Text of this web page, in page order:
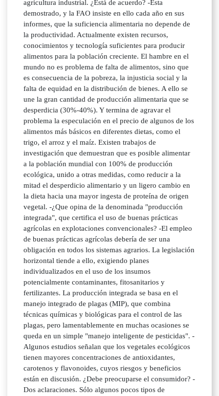
agricultura industrial. ¿Está de acuerdo? -Esta
demostrado, y la FAO insiste en ello cada año en sus
informes, que la suficiencia alimentaria no depende de
la productividad. Actualmente existen recursos,
conocimientos y tecnología suficientes para producir
alimentos para la población creciente. El hambre en el
mundo no es problema de falta de alimentos, sino que
es consecuencia de la pobreza, la injusticia social y la
falta de equidad en la distribución de bienes. A ello se
une la gran cantidad de producción alimentaria que se
desperdicia (30%-40%). Y termina de agravar el
problema la especulación en el precio de algunos de los
alimentos más básicos en diferentes dietas, como el
trigo, el arroz y el maíz. Existen trabajos de
investigación que demuestran que es posible alimentar
a la población mundial con 100% de producción
ecológica, unido a otras medidas, como reducir a la
mitad el desperdicio alimentario y un ligero cambio en
la dieta hacia una mayor ingesta de proteína de origen
vegetal. -¿Que opina de la denominada "producción
integrada", que certifica el uso de buenas prácticas
agrícolas en explotaciones convencionales? -El empleo
de buenas prácticas agrícolas debería de ser una
obligación en todos los sistemas agrarios. La legislación
horizontal tiende a ello, exigiendo planes
individualizados en el uso de los insumos
potencialmente contaminantes, fitosanitarios y
fertilizantes. La producción integrada se basa en el
manejo integrado de plagas (MIP), que combina
técnicas químicas y biológicas para el control de las
plagas, pero lamentablemente en muchas ocasiones se
queda en un simple "manejo inteligente de pesticidas". -
Algunos estudios señalan que los vegetales ecológicos
tienen mayores concentraciones de antioxidantes,
carotenos y flavonoides, cuyos riesgos y beneficios
están en discusión. ¿Debe preocuparse el consumidor? -
Dos aclaraciones. Sólo algunos pocos tipos de